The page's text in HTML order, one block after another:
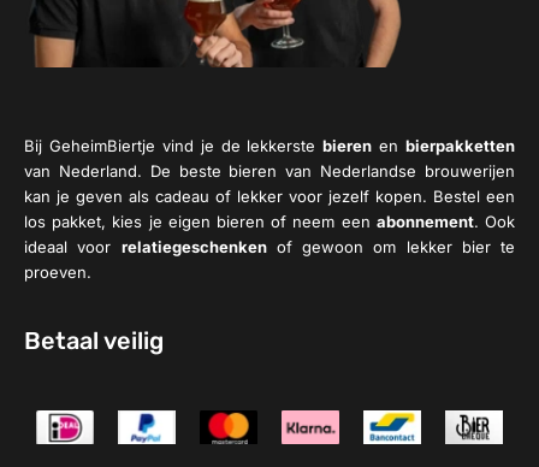
Bij GeheimBiertje vind je de lekkerstebieren en bierpakketten
van Nederland. De beste bieren van Nederlandse brouwerijen
kan je geven als cadeau of lekker voor jezelf kopen. Bestel een
los pakket, kies je eigen bieren of neem een abonnement. Ook
ideaal voor relatiegeschenkenof gewoon om lekker bier te
proeven.
Betaal veilig